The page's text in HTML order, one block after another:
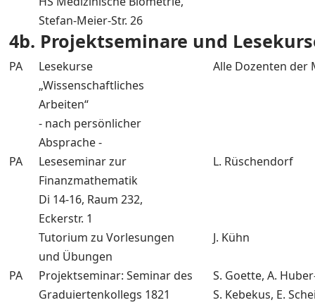
Stefan-Meier-Str. 26
4b. Projektseminare und
PA
Lesekurse
„Wissenschaftliches
Arbeiten“
Alle Dozenten der
- nach persönlicher
Absprache -
PA
Leseseminar zur
Finanzmathematik
L. Rüschendorf
Di 14-16, Raum 232,
Eckerstr. 1
Tutorium zu Vorlesungen
und Übungen
J. Kühn
PA
Projektseminar: Seminar des
Graduiertenkollegs 1821
S. Goette, A.
S. Kebekus, E.